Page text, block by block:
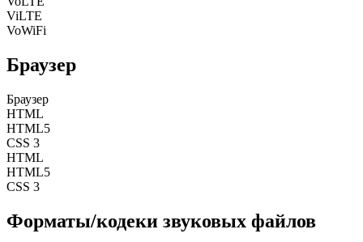
ViLTE
VoWiFi
Браузер
Браузер
HTML
HTML5
CSS 3
HTML
HTML5
CSS 3
Форматы/кодеки звуковых файлов